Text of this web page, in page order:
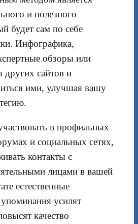
и полезного
будет сам по себе
Инфографика,
обзоры или
других сайтов и
ими, улучшая вашу
в профильных
и социальных сетях,
контакты с
лицами в вашей
естественные
усилят
качество